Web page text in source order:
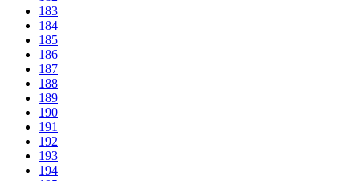
183
184
185
186
187
188
189
190
191
192
193
194